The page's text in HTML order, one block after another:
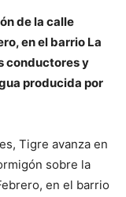
de la calle
en el barrio La
conductores y
producida por
Tigre avanza en
sobre la
en el barrio